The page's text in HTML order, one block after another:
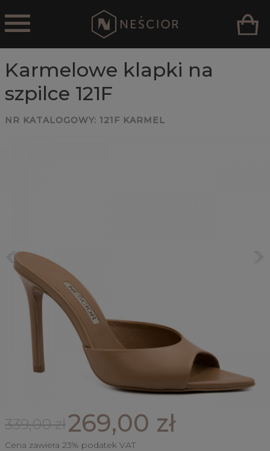
Karmelowe klapki na
szpilce 121F
NR KATALOGOWY: 121F KARMEL
339,00 zł269,00 zł
Cena zawiera 23% podatek VAT